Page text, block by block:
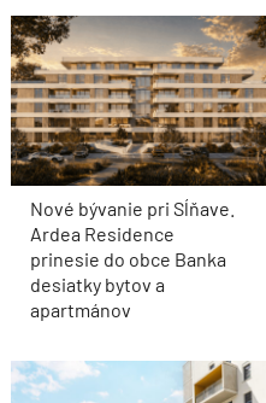
Nové bývanie pri Sĺňave.
Ardea Residence
prinesie do obce Banka
desiatky bytov a
apartmánov